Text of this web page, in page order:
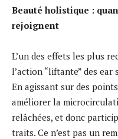
Beauté holistique :
rejoignent
L’un des effets les plus
l’action “liftante” des ear
En agissant sur des
améliorer la
relâchées, et donc
traits. Ce n’est pas un